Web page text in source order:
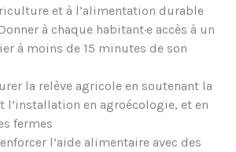
et à l’alimentation durable
à chaque habitant·e accès à un
à moins de 15 minutes de son
la relève agricole en soutenant la
l’installation en agroécologie, et en
fermes
l’aide alimentaire avec des